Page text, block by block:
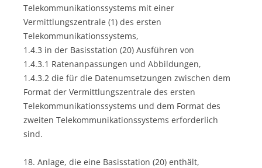
Telekommunikationssystems mit einer
Vermittlungszentrale (1) des ersten
Telekommunikationssystems,
1.4.3 in der Basisstation (20) Ausführen von
1.4.3.1 Ratenanpassungen und Abbildungen,
1.4.3.2 die für die Datenumsetzungen zwischen dem
Format der Vermittlungszentrale des ersten
Telekommunikationssystems und dem Format des
zweiten Telekommunikationssystems erforderlich
sind.
18. Anlage, die eine Basisstation (20) enthält,